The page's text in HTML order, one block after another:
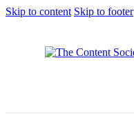
Skip to content Skip to footer